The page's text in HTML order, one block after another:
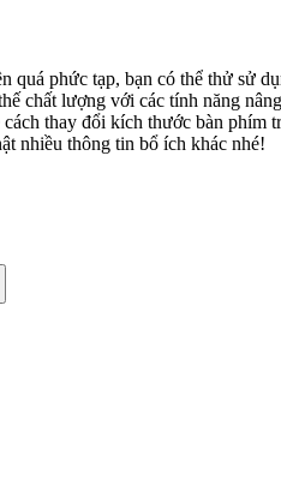
quá phức tạp, bạn có thể thử sử
chất lượng với các tính năng
thay đổi kích thước bàn phím